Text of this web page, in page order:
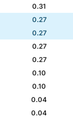
0.31
0.27
0.27
0.27
0.27
0.10
0.10
0.04
0.04